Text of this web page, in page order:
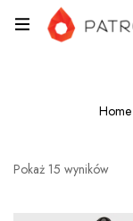
Home
Pokaż 15 wyników